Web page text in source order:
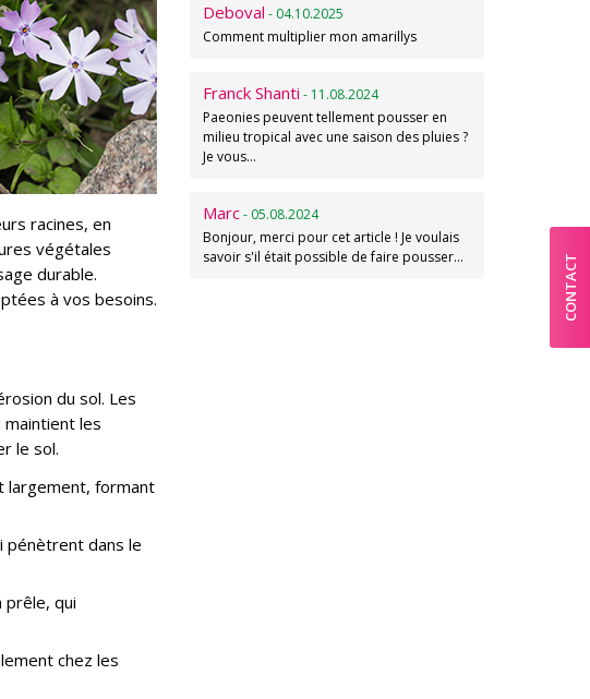
racines, en
végétales
durable.
à vos besoins.
du sol. Les
les
le sol.
largement, formant
pénètrent dans le
prêle, qui
chez les
Deboval - 04.10.2025
Comment multiplier mon amarillys
Franck Shanti - 11.08.2024
Paeonies peuvent tellement pousser en
milieu tropical avec une saison des pluies ?
Je vous…
Marc- 05.08.2024
Bonjour, merci pour cet article ! Je voulais
savoir s'il était possible de faire pousser…
CONTACT